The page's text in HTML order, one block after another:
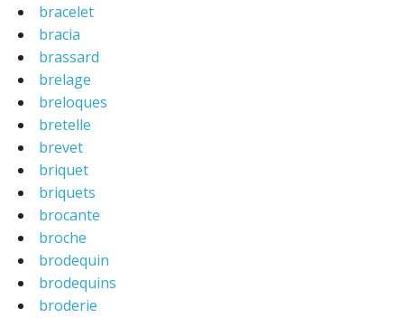
bracelet
bracia
brassard
brelage
breloques
bretelle
brevet
briquet
briquets
brocante
broche
brodequin
brodequins
broderie